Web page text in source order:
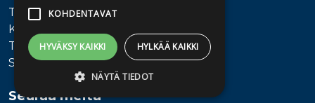
Toimitusehdot
Käyttöohjeet
Tietosuojaseloste
Saavutettavuusseloste
Seuraa meitä
KOHDENTAVAT
HYVÄKSY KAIKKI HYLKÄÄ KAIKKI
NÄYTÄ TIEDOT